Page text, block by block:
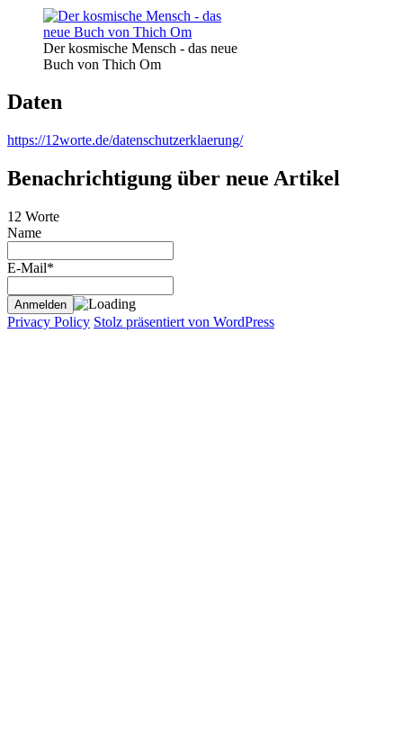
Der kosmische Mensch - das neue
Buch von Thich Om
Daten
https://12worte.de/datenschutzerklaerung/
Benachrichtigung über neue Artikel
12 Worte
Name
E-Mail*
Privacy Policy Stolz präsentiert von WordPress